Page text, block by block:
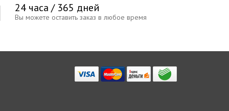
24 часа / 365 дней
Вы можете оставить заказ в любое время